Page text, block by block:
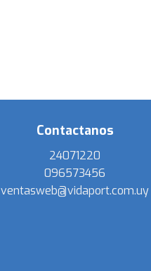
Contactanos
24071220
096573456
ventasweb@vidaport.com.uy